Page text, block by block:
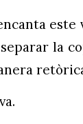
la